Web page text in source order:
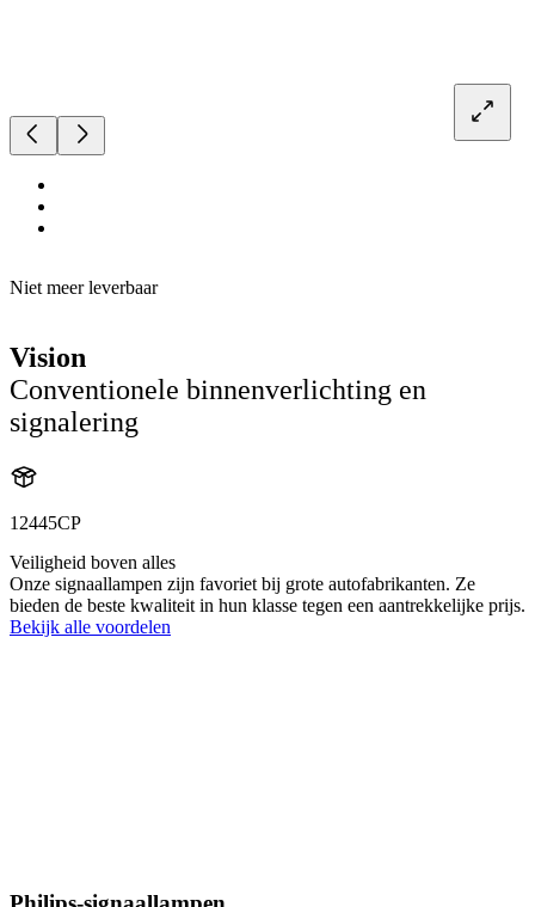
Niet meer leverbaar
Vision
Conventionele binnenverlichting en
signalering
12445CP
Veiligheid boven alles
Onze signaallampen zijn favoriet bij grote autofabrikanten. Ze
bieden de beste kwaliteit in hun klasse tegen een aantrekkelijke prijs.
Bekijk alle voordelen